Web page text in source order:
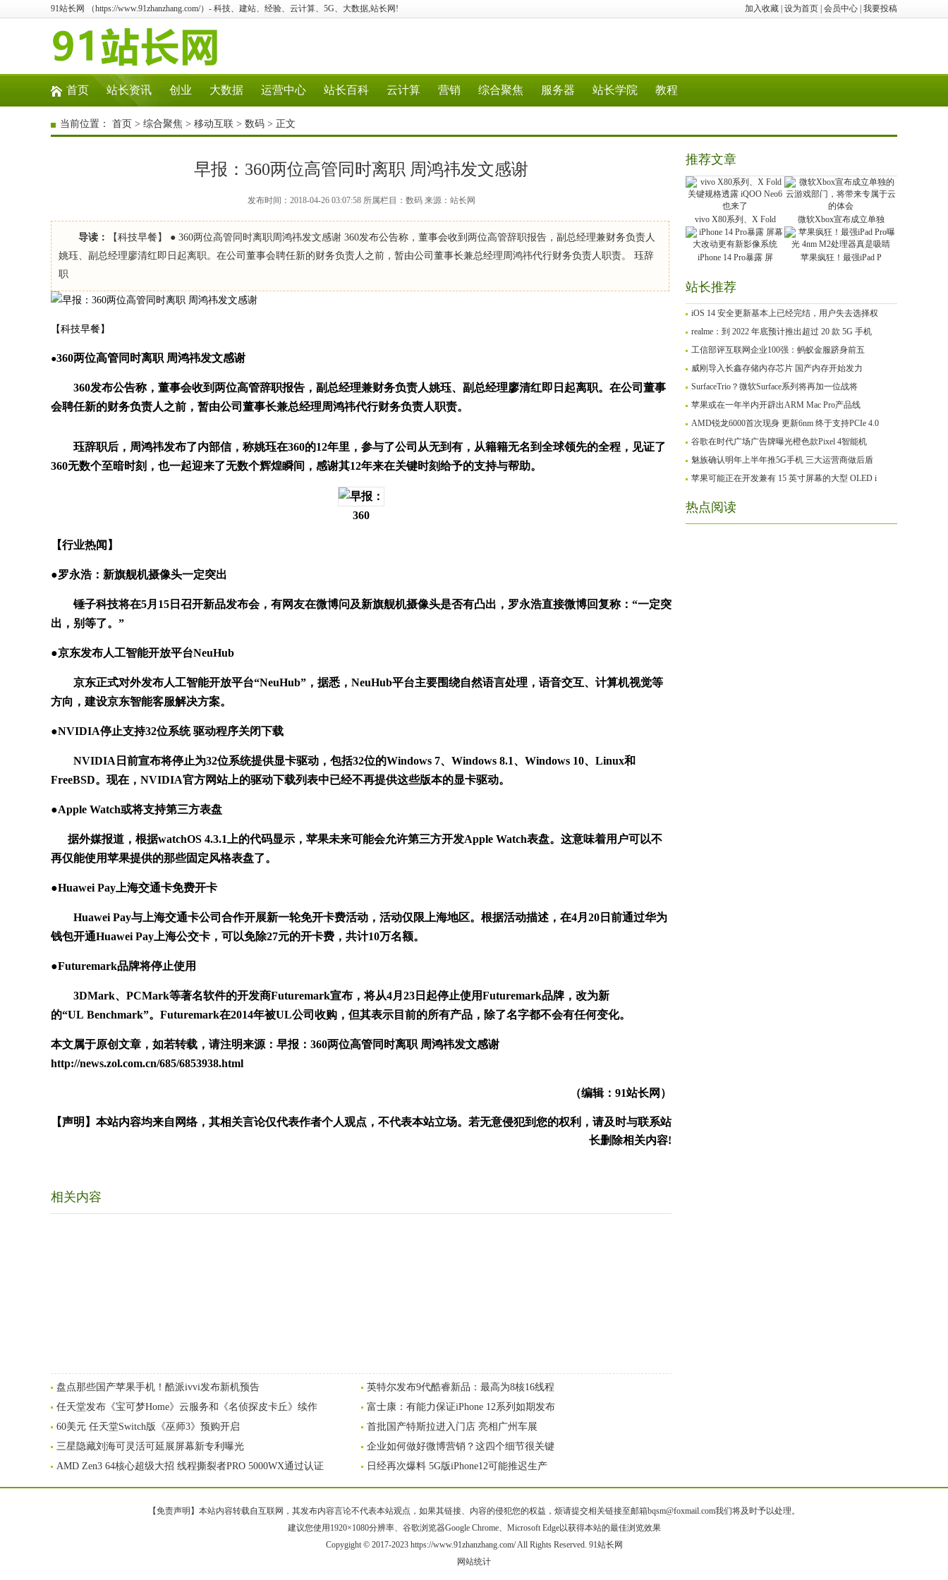
加入收藏 设为首页 会员中心 我要投稿
91站长网 （https://www.91zhanzhang.com/）- 科技、建站、经验、云计算、5G、大数据,站长网!
首页 站长资讯 创业 大数据 运营中心 站长百科 云计算 营销 综合聚焦 服务器 站长学院 教程
当前位置： 首页 > 综合聚焦 > 移动互联 > 数码 > 正文
早报：360两位高管同时离职 周鸿祎发文感谢
发布时间：2018-04-26 03:07:58 所属栏目：数码 来源：站长网
导读：
【科技早餐】 ● 360两位高管同时离职周鸿祎发文感谢 360发布公告称，董事会收到两位高管辞职报告，副总经理兼财务负责人
姚珏、副总经理廖清红即日起离职。在公司董事会聘任新的财务负责人之前，暂由公司董事长兼总经理周鸿祎代行财务负责人职责。 珏辞
职
【科技早餐】
●360两位高管同时离职 周鸿祎发文感谢
360发布公告称，董事会收到两位高管辞职报告，副总经理兼财务负责人姚珏、副总经理廖清红即日起离职。在公司董事
会聘任新的财务负责人之前，暂由公司董事长兼总经理周鸿祎代行财务负责人职责。
珏辞职后，周鸿祎发布了内部信，称姚珏在360的12年里，参与了公司从无到有，从籍籍无名到全球领先的全程，见证了
360无数个至暗时刻，也一起迎来了无数个辉煌瞬间，感谢其12年来在关键时刻给予的支持与帮助。
360
【行业热闻】
●罗永浩：新旗舰机摄像头一定突出
锤子科技将在5月15日召开新品发布会，有网友在微博问及新旗舰机摄像头是否有凸出，罗永浩直接微博回复称：“一定突
出，别等了。”
●京东发布人工智能开放平台NeuHub
京东正式对外发布人工智能开放平台“NeuHub”，据悉，NeuHub平台主要围绕自然语言处理，语音交互、计算机视觉等
方向，建设京东智能客服解决方案。
●NVIDIA停止支持32位系统 驱动程序关闭下载
NVIDIA日前宣布将停止为32位系统提供显卡驱动，包括32位的Windows 7、Windows 8.1、Windows 10、Linux和
FreeBSD。现在，NVIDIA官方网站上的驱动下载列表中已经不再提供这些版本的显卡驱动。
●Apple Watch或将支持第三方表盘
据外媒报道，根据watchOS 4.3.1上的代码显示，苹果未来可能会允许第三方开发Apple Watch表盘。这意味着用户可以不
再仅能使用苹果提供的那些固定风格表盘了。
●Huawei Pay上海交通卡免费开卡
Huawei Pay与上海交通卡公司合作开展新一轮免开卡费活动，活动仅限上海地区。根据活动描述，在4月20日前通过华为
钱包开通Huawei Pay上海公交卡，可以免除27元的开卡费，共计10万名额。
●Futuremark品牌将停止使用
3DMark、PCMark等著名软件的开发商Futuremark宣布，将从4月23日起停止使用Futuremark品牌，改为新
的“UL Benchmark”。Futuremark在2014年被UL公司收购，但其表示目前的所有产品，除了名字都不会有任何变化。
本文属于原创文章，如若转载，请注明来源：早报：360两位高管同时离职 周鸿祎发文感谢
http://news.zol.com.cn/685/6853938.html
（编辑：91站长网）
【声明】本站内容均来自网络，其相关言论仅代表作者个人观点，不代表本站立场。若无意侵犯到您的权利，请及时与联系站
长删除相关内容!
相关内容
盘点那些国产苹果手机！酷派ivvi发布新机预告
英特尔发布9代酷睿新品：最高为8核16线程
任天堂发布《宝可梦Home》云服务和《名侦探皮卡丘》续作
富士康：有能力保证iPhone 12系列如期发布
60美元 任天堂Switch版《巫师3》预购开启
首批国产特斯拉进入门店 亮相广州车展
三星隐藏刘海可灵活可延展屏幕新专利曝光
企业如何做好微博营销？这四个细节很关键
AMD Zen3 64核心超级大招 线程撕裂者PRO 5000WX通过认证
日经再次爆料 5G版iPhone12可能推迟生产
推荐文章
vivo X80系列、X Fold 微软Xbox宣布成立单独
iPhone 14 Pro暴露 屏 苹果疯狂！最强iPad P
站长推荐
iOS 14 安全更新基本上已经完结，用户失去选择权
realme：到 2022 年底预计推出超过 20 款 5G 手机
工信部评互联网企业100强：蚂蚁金服跻身前五
威刚导入长鑫存储内存芯片 国产内存开始发力
SurfaceTrio？微软Surface系列将再加一位战将
苹果或在一年半内开辟出ARM Mac Pro产品线
AMD锐龙6000首次现身 更新6nm 终于支持PCIe 4.0
谷歌在时代广场广告牌曝光橙色款Pixel 4智能机
魅族确认明年上半年推5G手机 三大运营商做后盾
苹果可能正在开发兼有 15 英寸屏幕的大型 OLED i
热点阅读
【免责声明】本站内容转载自互联网，其发布内容言论不代表本站观点，如果其链接、内容的侵犯您的权益，烦请提交相关链接至邮箱bqsm@foxmail.com我们将及时予以处理。
建议您使用1920×1080分辨率、谷歌浏览器Google Chrome、Microsoft Edge以获得本站的最佳浏览效果
Copygight © 2017-2023 https://www.91zhanzhang.com/ All Rights Reserved. 91站长网
网站统计